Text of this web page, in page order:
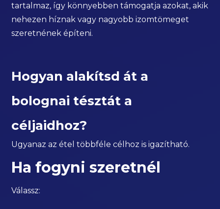
tartalmaz, így könnyebben támogatja azokat, akik
nehezen híznak vagy nagyobb izomtömeget
szeretnének építeni.
Hogyan alakítsd át a
bolognai tésztát a
céljaidhoz?
Ugyanaz az étel többféle célhoz is igazítható.
Ha fogyni szeretnél
Válassz: